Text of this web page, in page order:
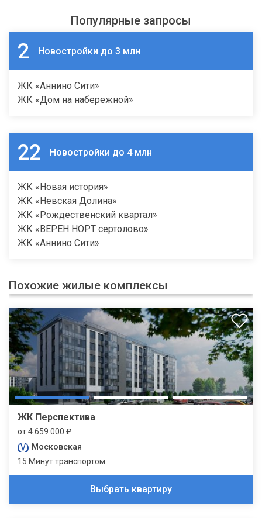
Популярные запросы
2 Новостройки до 3 млн
ЖК «Аннино Сити»
ЖК «Дом на набережной»
22 Новостройки до 4 млн
ЖК «Новая история»
ЖК «Невская Долина»
ЖК «Рождественский квартал»
ЖК «ВЕРЕН НОРТ сертолово»
ЖК «Аннино Сити»
Похожие жилые комплексы
ЖК Перспектива
от 4 659 000 ₽
Московская
15 Минут транспортом
Выбрать квартиру